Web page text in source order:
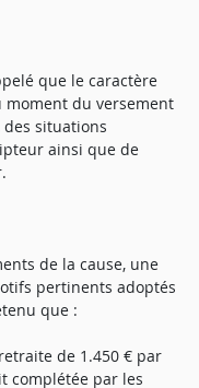
que le caractère
moment du versement
situations
ainsi que de
de la cause, une
pertinents adoptés
que :
de 1.450 € par
complétée par les